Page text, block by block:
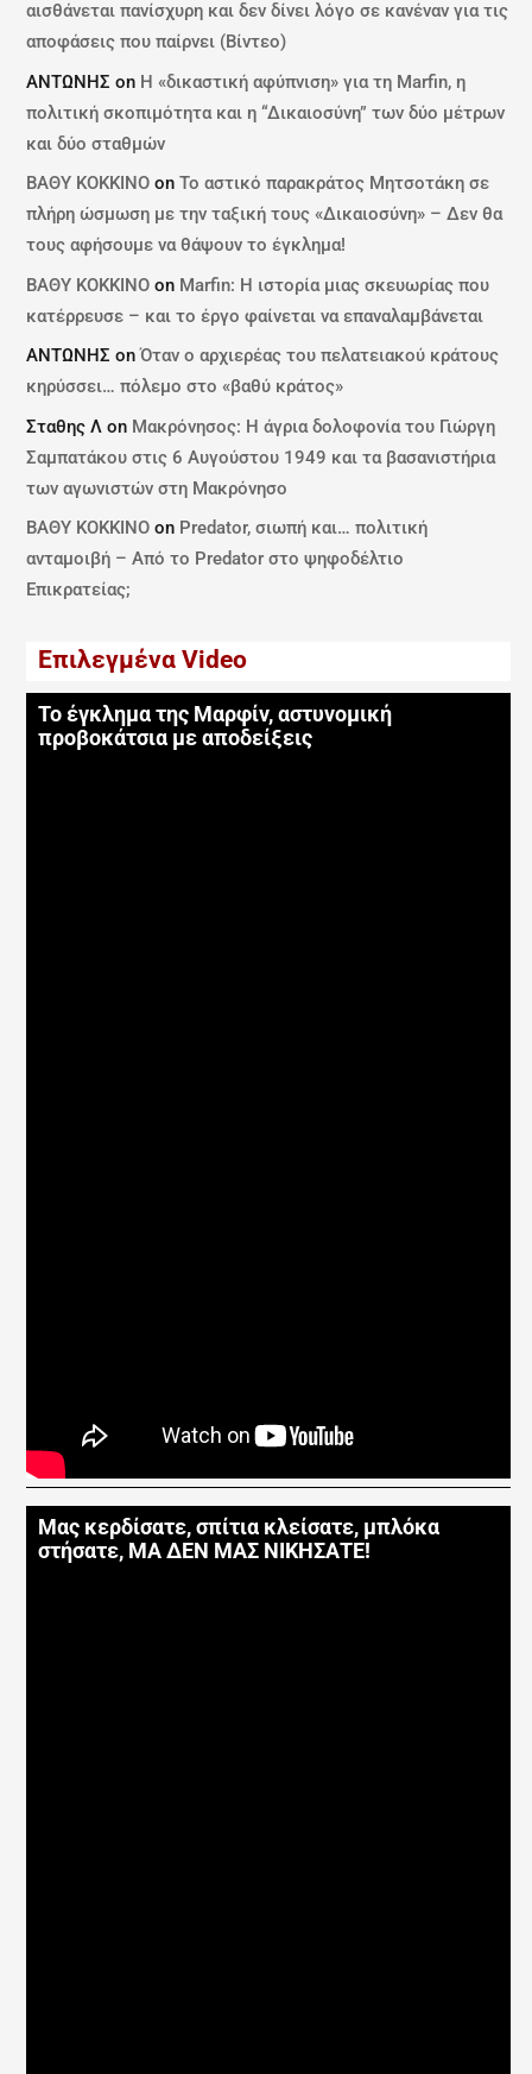
αισθάνεται πανίσχυρη και δεν δίνει λόγο σε κανέναν για τις
αποφάσεις που παίρνει (Βίντεο)
ΑΝΤΩΝΗΣ on Η «δικαστική αφύπνιση» για τη Marfin, η
πολιτική σκοπιμότητα και η “Δικαιοσύνη” των δύο μέτρων
και δύο σταθμών
ΒΑΘΥ ΚΟΚΚΙΝΟ onΤο αστικό παρακράτος Μητσοτάκη σε
πλήρη ώσμωση με την ταξική τους «Δικαιοσύνη» – Δεν θα
τους αφήσουμε να θάψουν το έγκλημα!
ΒΑΘΥ ΚΟΚΚΙΝΟ on Marfin: Η ιστορία μιας σκευωρίας που
κατέρρευσε – και το έργο φαίνεται να επαναλαμβάνεται
ΑΝΤΩΝΗΣ onΌταν ο αρχιερέας του πελατειακού κράτους
κηρύσσει… πόλεμο στο «βαθύ κράτος»
Σταθης Λ on Μακρόνησος: Η άγρια δολοφονία του Γιώργη
Σαμπατάκου στις 6 Αυγούστου 1949 και τα βασανιστήρια
των αγωνιστών στη Μακρόνησο
ΒΑΘΥ ΚΟΚΚΙΝΟ on Predator, σιωπή και… πολιτική
ανταμοιβή – Από το Predator στο ψηφοδέλτιο
Επικρατείας;
Επιλεγμένα Video
Το έγκλημα της Μαρφίν, αστυνομική
προβοκάτσια με αποδείξεις
Μας κερδίσατε, σπίτια κλείσατε, μπλόκα
στήσατε, ΜΑ ΔΕΝ ΜΑΣ ΝΙΚΗΣΑΤΕ!